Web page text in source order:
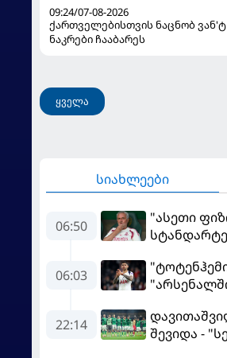
09:24/07-08-2026
ქართველებისთვის ნაცნობ ვან'ტ
ნაკრები ჩააბარეს
ყველა
სიახლეები
06:50
"ასეთი
"რეალის"
გააკრიტიკა
06:03
22:14
შევიდა -